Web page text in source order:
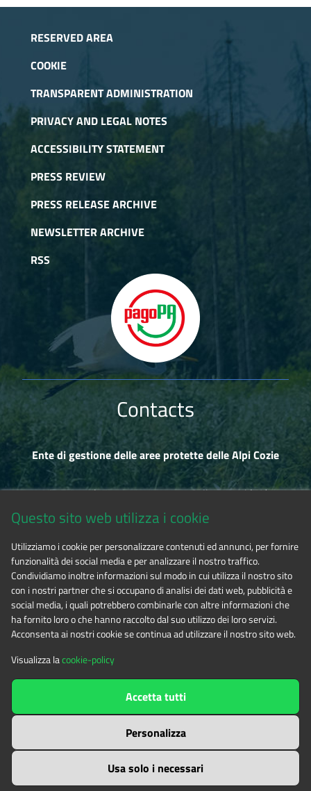
RESERVED AREA
COOKIE
TRANSPARENT ADMINISTRATION
PRIVACY AND LEGAL NOTES
ACCESSIBILITY STATEMENT
PRESS REVIEW
PRESS RELEASE ARCHIVE
NEWSLETTER ARCHIVE
RSS
Contacts
Ente di gestione delle aree protette delle Alpi Cozie
Via Fransuà Fontan, 1 - 10050 Salbertrand (TO)
Phone 0122.854720
E-mailalpicozie@cert.ruparpiemonte.it
The contents of this websitebyEnte di gestione delle aree
protette delle Alpi Cozieis licensed under
Attribution-NonCommercial-NoDerivatives 4.0 International
Questo sito web utilizza i cookie
Utilizziamo i cookie per personalizzare contenuti ed annunci, per fornire
funzionalità dei social media e per analizzare il nostro traffico.
Condividiamo inoltre informazioni sul modo in cui utilizza il nostro sito
con i nostri partner che si occupano di analisi dei dati web, pubblicità e
social media, i quali potrebbero combinarle con altre informazioni che
ha fornito loro o che hanno raccolto dal suo utilizzo dei loro servizi.
Acconsenta ai nostri cookie se continua ad utilizzare il nostro sito web.
Visualizza lacookie-policy
Usa solo i necessari
Personalizza
Accetta tutti